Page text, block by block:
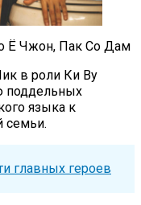
Ё Чжон, Пак Со Дам
в роли Ки Ву
поддельных
языка к
семьи.
главных героев